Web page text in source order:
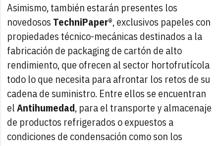
Asimismo, también estarán presentes los
novedosos TechniPaper®, exclusivos papeles con
propiedades técnico-mecánicas destinados a la
fabricación de packaging de cartón de alto
rendimiento, que ofrecen al sector hortofrutícola
todo lo que necesita para afrontar los retos de su
cadena de suministro. Entre ellos se encuentran
elAntihumedad, para el transporte y almacenaje
de productos refrigerados o expuestos a
condiciones de condensación como son los